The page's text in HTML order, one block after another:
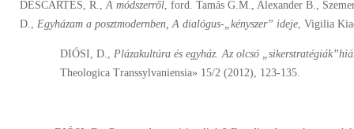
DESCARTES, R., A módszerről, ford. Tamás G.M., Alexander B.,
D., Egyházam a posztmodernben, A dialógus-„kényszer” ideje, Vigilia
DIÓSI, D., Plázakultúra és egyház. Az olcsó
Theologica Transsylvaniensia» 15/2 (2012), 123-135.